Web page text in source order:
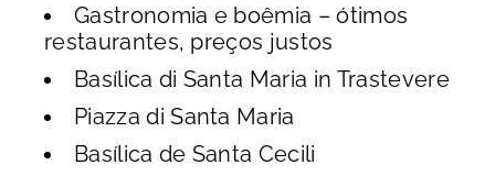
Gastronomia e boêmia – ótimos
restaurantes, preços justos
Basílica di Santa Maria in Trastevere
Piazza di Santa Maria
Basílica de Santa Cecili